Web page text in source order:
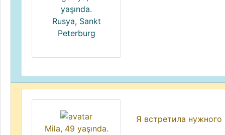
yaşında.
Rusya, Sankt
Peterburg
Mila, 49 yaşında.
Я встретила нужного